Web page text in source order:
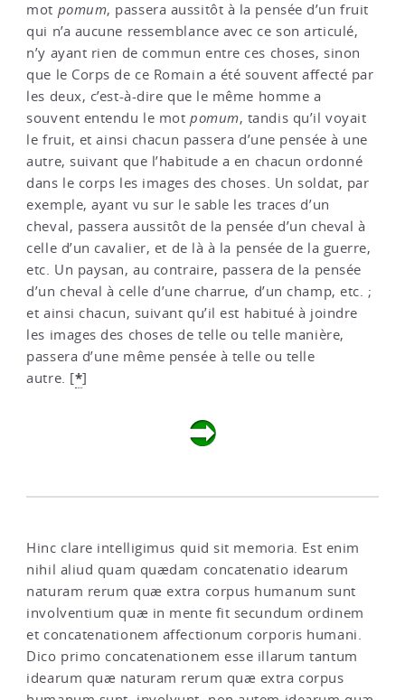
mot pomum, passera aussitôt à la pensée d’un fruit
qui n’a aucune ressemblance avec ce son articulé,
n’y ayant rien de commun entre ces choses, sinon
que le Corps de ce Romain a été souvent affecté par
les deux, c’est-à-dire que le même homme a
souvent entendu le mot pomum, tandis qu’il voyait
le fruit, et ainsi chacun passera d’une pensée à une
autre, suivant que l’habitude a en chacun ordonné
dans le corps les images des choses. Un soldat, par
exemple, ayant vu sur le sable les traces d’un
cheval, passera aussitôt de la pensée d’un cheval à
celle d’un cavalier, et de là à la pensée de la guerre,
etc. Un paysan, au contraire, passera de la pensée
d’un cheval à celle d’une charrue, d’un champ, etc. ;
et ainsi chacun, suivant qu’il est habitué à joindre
les images des choses de telle ou telle manière,
passera d’une même pensée à telle ou telle
autre. [*]
Hinc clare intelligimus quid sit memoria. Est enim
nihil aliud quam quædam concatenatio idearum
naturam rerum quæ extra corpus humanum sunt
involventium quæ in mente fit secundum ordinem
et concatenationem affectionum corporis humani.
Dico primo concatenationem esse illarum tantum
idearum quæ naturam rerum quæ extra corpus